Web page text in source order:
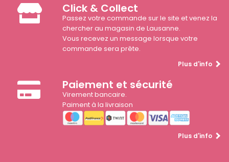
Click & Collect
Passez votre commande sur le site et venez la
chercher au magasin de Lausanne.
Vous recevez un message lorsque votre
commande sera prête.
Plus d'info
Paiement et sécurité
Virement bancaire.
Paiment à la livraison
Plus d'info